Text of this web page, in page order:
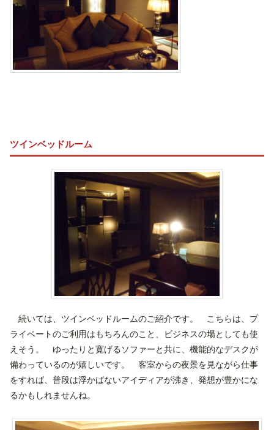
ツインベッドルーム
続いては、ツインベッドルームのご紹介です。 こちらは、プ
ライベートのご利用はもちろんのこと、ビジネスの場としても使
えそう。 ゆったりと寛げるソファーと共に、機能的なデスクが
備わっているのが嬉しいです。 客室からの夜景を見ながら仕事
をすれば、普段は浮かばないアイディアが沸き、発想が豊かにな
るかもしれませんね。